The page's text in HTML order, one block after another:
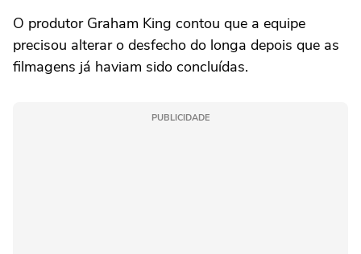
O produtor Graham King contou que a equipe
precisou alterar o desfecho do longa depois que as
filmagens já haviam sido concluídas.
PUBLICIDADE